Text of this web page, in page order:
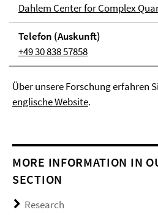
Dahlem Center for Complex
Telefon (Aus­kunft)
+49 30 838 57858
Über unsere Forschung erfahren
englische Website.
MORE INFORMATION IN
SECTION
Research